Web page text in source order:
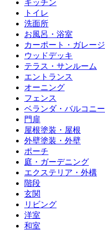
キッチン
トイレ
洗面所
お風呂・浴室
カーポート・ガレージ
ウッドデッキ
テラス・サンルーム
エントランス
オーニング
フェンス
ベランダ・バルコニー
門扉
屋根塗装・屋根
外壁塗装・外壁
ポーチ
庭・ガーデニング
エクステリア・外構
階段
玄関
リビング
洋室
和室